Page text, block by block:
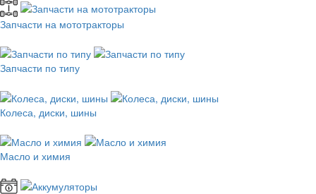
Запчасти на мототракторы
Запчасти по типу
Колеса, диски, шины
Масло и химия